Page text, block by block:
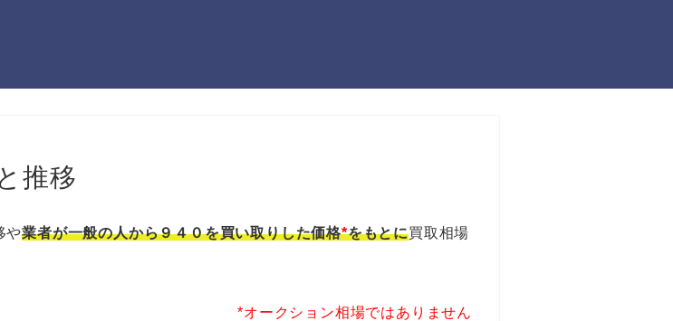
推移
や業者が一般の人から９４０を買い取りした価格*をもとに買取相場
*オークション相場ではありません